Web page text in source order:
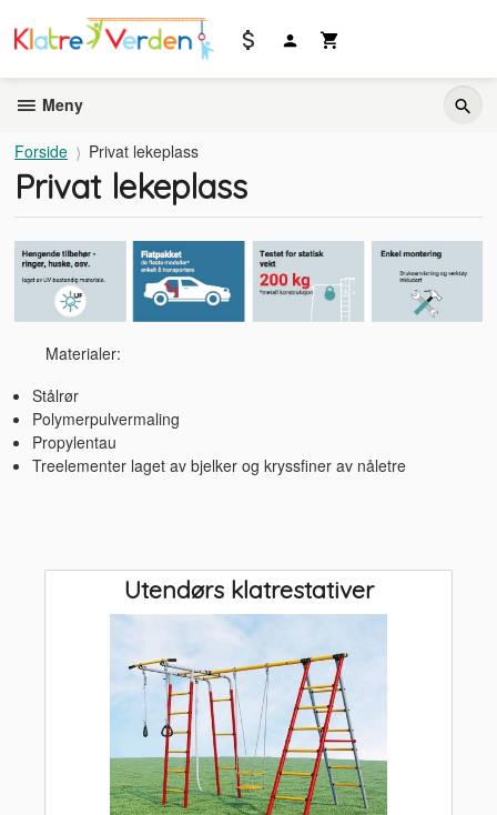
innholdet
Meny
Forside Privat lekeplass
Privat lekeplass
Materialer:
Stålrør
Polymerpulvermaling
Propylentau
Treelementer laget av bjelker og kryssfiner av nåletre
Utendørs klatrestativer